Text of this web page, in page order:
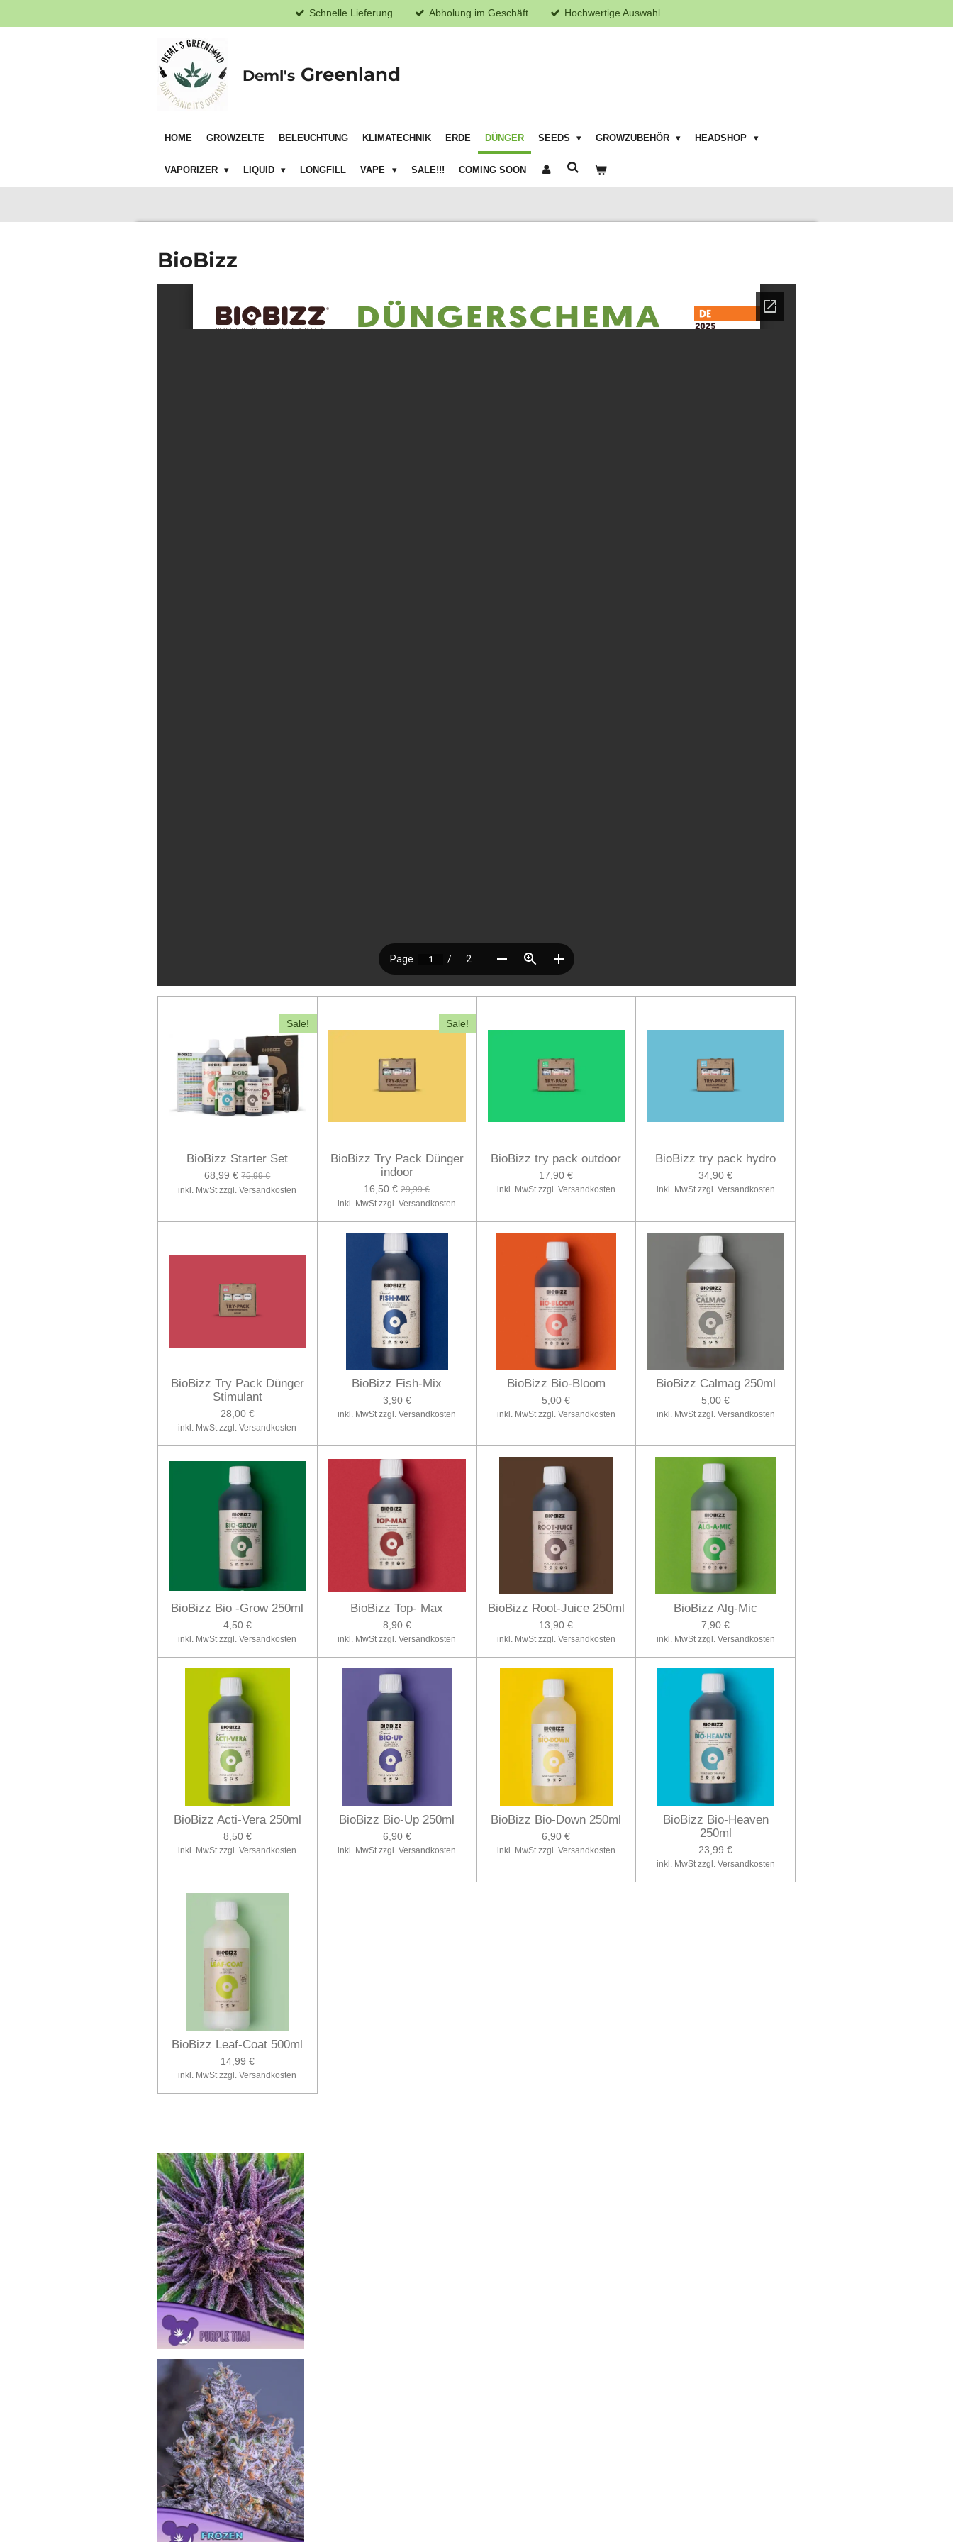
Hauptinhalt
Schnelle Lieferung Abholung im Geschäft Hochwertige Auswahl
Deml's Greenland
HOME GROWZELTE BELEUCHTUNG KLIMATECHNIK ERDE DÜNGER SEEDS GROWZUBEHÖR HEADSHOP
VAPORIZER LIQUID LONGFILL VAPE SALE!!! COMING SOON
BioBizz
Sale!
BioBizz Starter Set
68,99 € 75,99 €
inkl. MwSt zzgl. Versandkosten
Sale!
BioBizz Try Pack Dünger
indoor
16,50 € 29,99 €
inkl. MwSt zzgl. Versandkosten
BioBizz try pack outdoor
17,90 €
inkl. MwSt zzgl. Versandkosten
BioBizz try pack hydro
34,90 €
inkl. MwSt zzgl. Versandkosten
BioBizz Try Pack Dünger
Stimulant
28,00 €
inkl. MwSt zzgl. Versandkosten
BioBizz Fish-Mix
3,90 €
inkl. MwSt zzgl. Versandkosten
BioBizz Bio-Bloom
5,00 €
inkl. MwSt zzgl. Versandkosten
BioBizz Calmag 250ml
5,00 €
inkl. MwSt zzgl. Versandkosten
BioBizz Bio -Grow 250ml
4,50 €
inkl. MwSt zzgl. Versandkosten
BioBizz Top- Max
8,90 €
inkl. MwSt zzgl. Versandkosten
BioBizz Root-Juice 250ml
13,90 €
inkl. MwSt zzgl. Versandkosten
BioBizz Alg-Mic
7,90 €
inkl. MwSt zzgl. Versandkosten
BioBizz Acti-Vera 250ml
8,50 €
inkl. MwSt zzgl. Versandkosten
BioBizz Bio-Up 250ml
6,90 €
inkl. MwSt zzgl. Versandkosten
BioBizz Bio-Down 250ml
6,90 €
inkl. MwSt zzgl. Versandkosten
BioBizz Bio-Heaven
250ml
23,99 €
inkl. MwSt zzgl. Versandkosten
BioBizz Leaf-Coat 500ml
14,99 €
inkl. MwSt zzgl. Versandkosten